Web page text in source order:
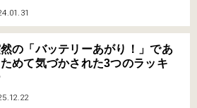
の「バッテリーあがり！」であ
ためて気づかされた3つのラッキ